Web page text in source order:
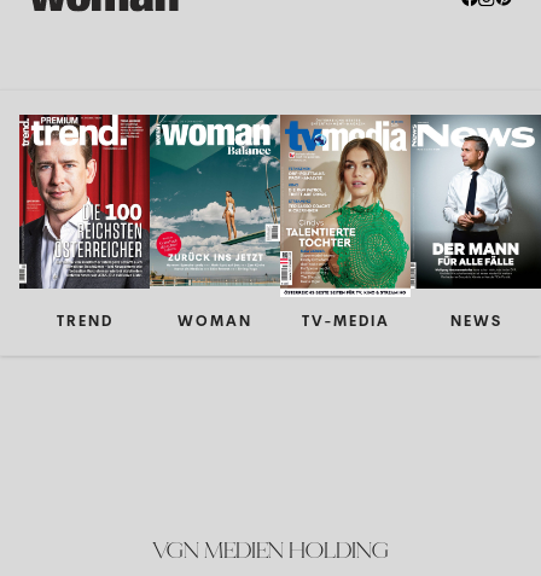
TREND WOMAN TV-MEDIA NEWS
VGN MEDIEN HOLDING